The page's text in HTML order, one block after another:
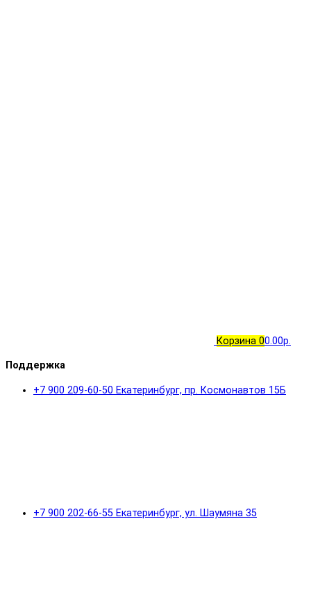
Корзина 00.00р.
Поддержка
+7 900 209-60-50 Екатеринбург, пр. Космонавтов 15Б
+7 900 202-66-55 Екатеринбург, ул. Шаумяна 35